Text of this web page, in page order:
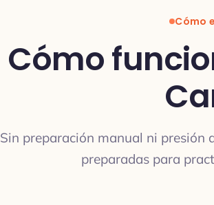
Cómo
Cómo
Sin preparación manual ni presión
preparadas para